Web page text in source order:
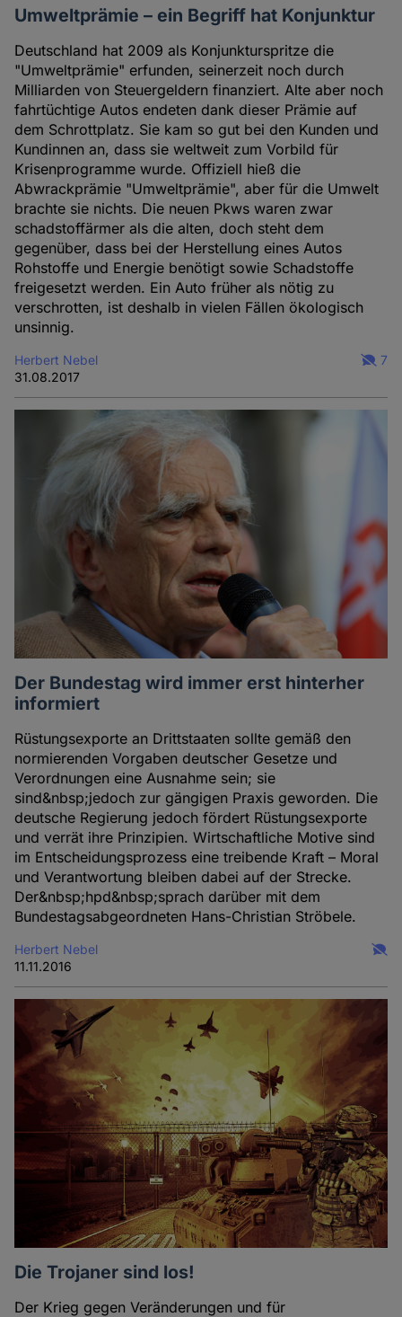
Umweltprämie – ein Begriff hat Konjunktur
Deutschland hat 2009 als Konjunkturspritze die
"Umweltprämie" erfunden, seinerzeit noch durch
Milliarden von Steuergeldern finanziert. Alte aber noch
fahrtüchtige Autos endeten dank dieser Prämie auf
dem Schrottplatz. Sie kam so gut bei den Kunden und
Kundinnen an, dass sie weltweit zum Vorbild für
Krisenprogramme wurde. Offiziell hieß die
Abwrackprämie "Umweltprämie", aber für die Umwelt
brachte sie nichts. Die neuen Pkws waren zwar
schadstoffärmer als die alten, doch steht dem
gegenüber, dass bei der Herstellung eines Autos
Rohstoffe und Energie benötigt sowie Schadstoffe
freigesetzt werden. Ein Auto früher als nötig zu
verschrotten, ist deshalb in vielen Fällen ökologisch
unsinnig.
Herbert Nebel
31.08.2017
7
Der Bundestag wird immer erst hinterher
informiert
Rüstungsexporte an Drittstaaten sollte gemäß den
normierenden Vorgaben deutscher Gesetze und
Verordnungen eine Ausnahme sein; sie
sind&nbsp;jedoch zur gängigen Praxis geworden. Die
deutsche Regierung jedoch fördert Rüstungsexporte
und verrät ihre Prinzipien. Wirtschaftliche Motive sind
im Entscheidungsprozess eine treibende Kraft – Moral
und Verantwortung bleiben dabei auf der Strecke.
Der&nbsp;hpd&nbsp;sprach darüber mit dem
Bundestagsabgeordneten Hans-Christian Ströbele.
Herbert Nebel
11.11.2016
Die Trojaner sind los!
Der Krieg gegen Veränderungen und für